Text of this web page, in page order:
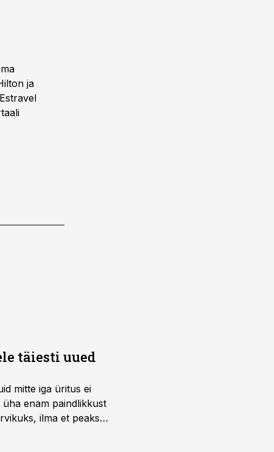
ja
täiesti uued
mitte iga üritus ei
enam paindlikkust
ilma et peaks